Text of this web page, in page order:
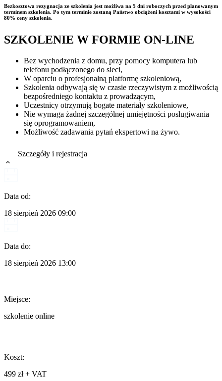
Bezkosztowa rezygnacja ze szkolenia jest możliwa na 5 dni roboczych przed planowanym
terminem szkolenia. Po tym terminie zostaną Państwo obciążeni kosztami w wysokości
80% ceny szkolenia.
SZKOLENIE W FORMIE ON-LINE
Bez wychodzenia z domu, przy pomocy komputera lub
telefonu podłączonego do sieci,
W oparciu o profesjonalną platformę szkoleniową,
Szkolenia odbywają się w czasie rzeczywistym z możliwością
bezpośredniego kontaktu z prowadzącym,
Uczestnicy otrzymują bogate materiały szkoleniowe,
Nie wymaga żadnej szczególnej umiejętności posługiwania
się oprogramowaniem,
Możliwość zadawania pytań ekspertowi na żywo.
Szczegóły i rejestracja
Data od:
18 sierpień 2026 09:00
Data do:
18 sierpień 2026 13:00
Miejsce:
szkolenie online
Koszt:
499 zł + VAT